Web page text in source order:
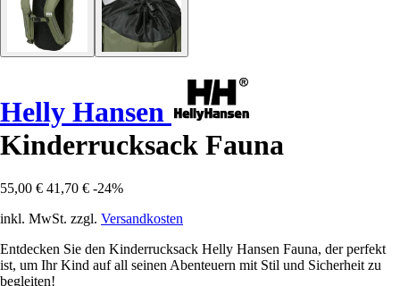
Helly Hansen
Kinderrucksack Fauna
55,00 € 41,70 € -24%
inkl. MwSt. zzgl. Versandkosten
Entdecken Sie den Kinderrucksack Helly Hansen Fauna, der perfekt
ist, um Ihr Kind auf all seinen Abenteuern mit Stil und Sicherheit zu
begleiten!